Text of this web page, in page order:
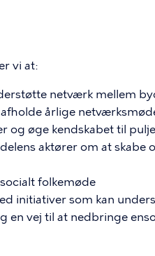
vi at:
netværk mellem
årlige
og øge kendskabet til
aktører om at skabe
folkemøde
initiativer som kan
en vej til at nedbringe